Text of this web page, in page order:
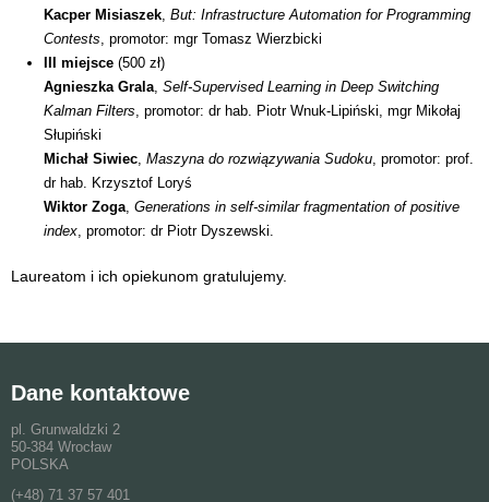
Kacper Misiaszek But: Infrastructure Automation for Programming
Contests , promotor: mgr Tomasz Wierzbicki
III miejsce (500 zł)
Agnieszka Grala Self-Supervised Learning in Deep Switching
Kalman Filters , promotor: dr hab. Piotr Wnuk-Lipiński, mgr Mikołaj
Słupiński
Michał Siwiec Maszyna do rozwiązywania Sudoku , promotor: prof.
dr hab. Krzysztof Loryś
Wiktor Zoga Generations in self-similar fragmentation of positive
index , promotor: dr Piotr Dyszewski.
Laureatom i ich opiekunom gratulujemy.
Dane kontaktowe
pl. Grunwaldzki 2
50-384 Wrocław
POLSKA
(+48) 71 37 57 401